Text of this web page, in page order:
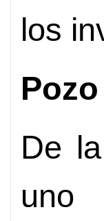
los
De
uno